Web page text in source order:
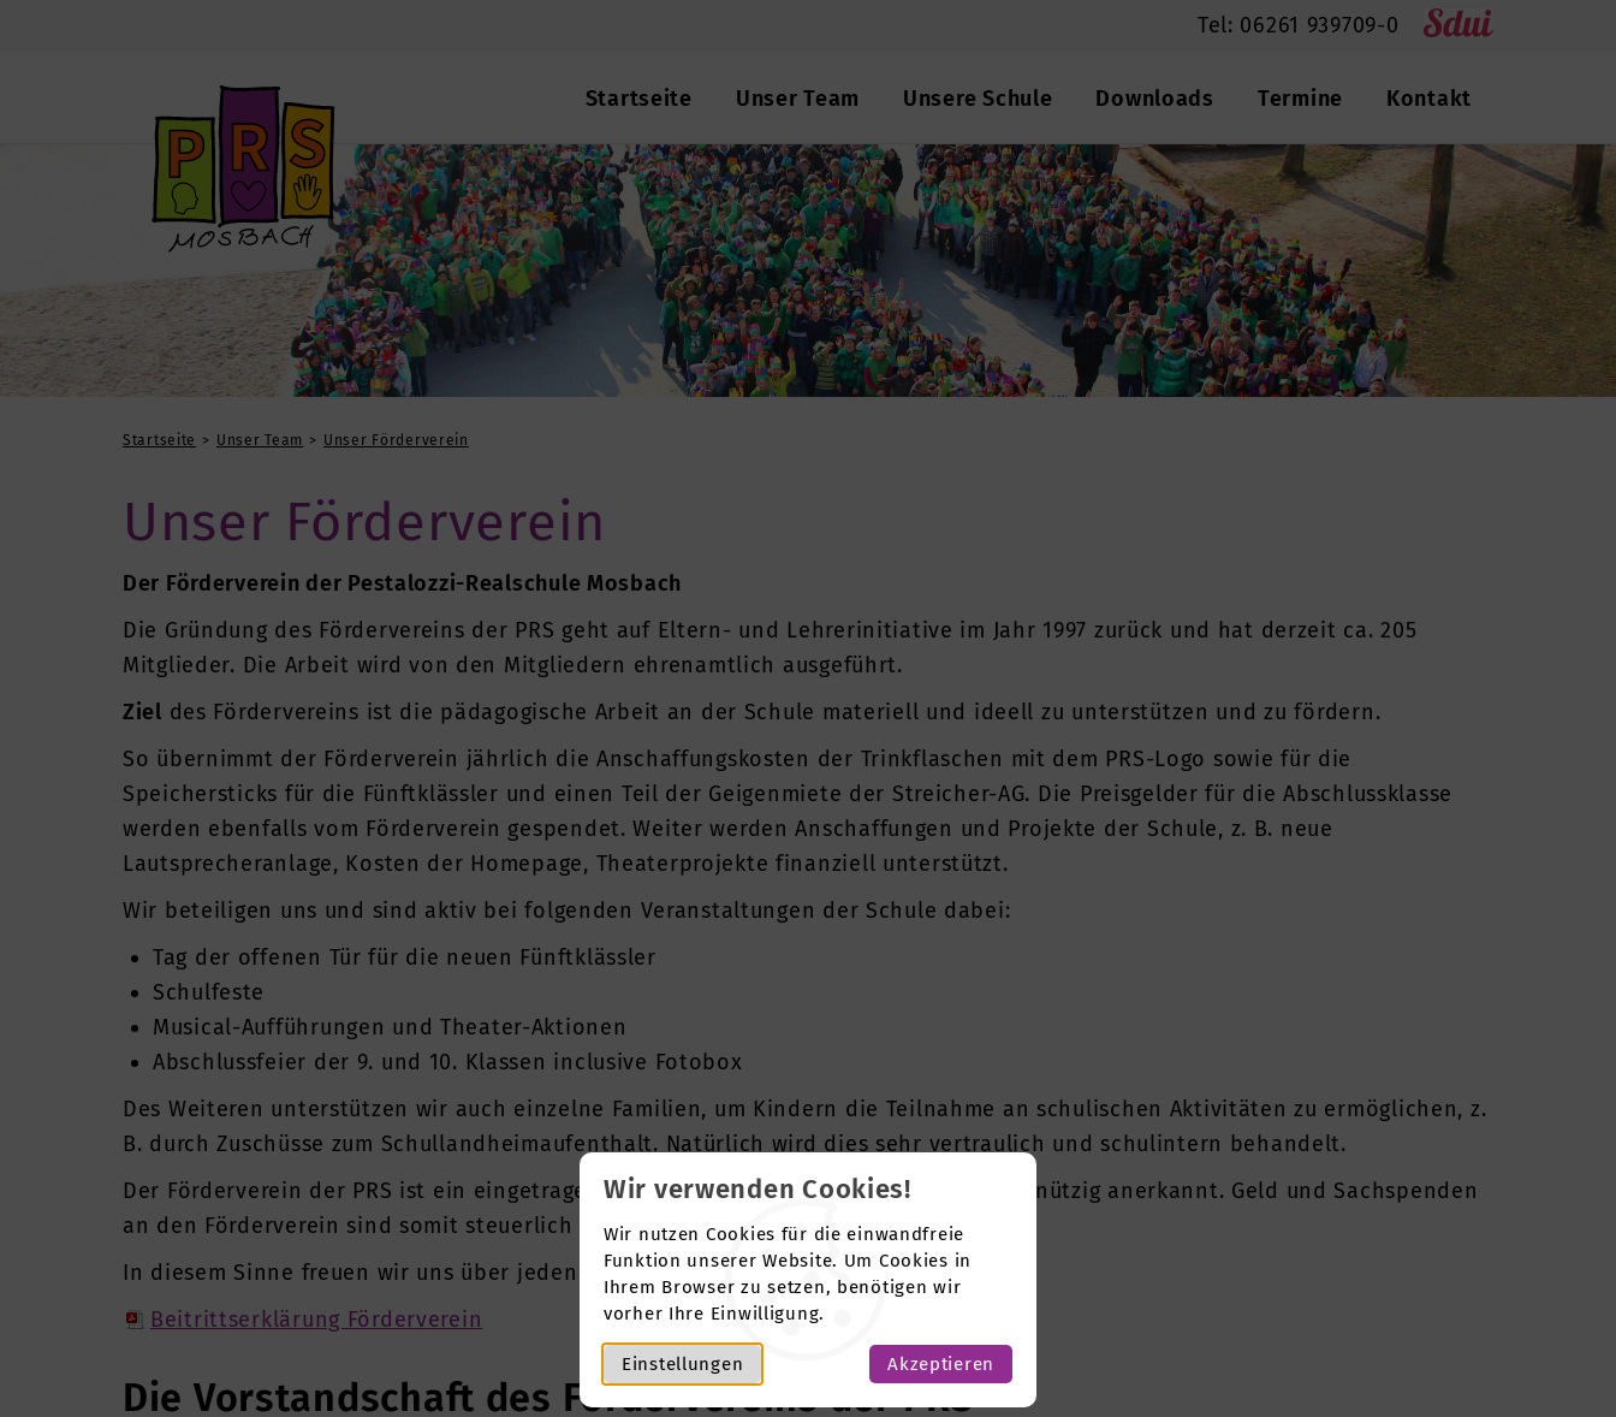
Wir verwenden Cookies!
Wir nutzen Cookies für die einwandfreie
Funktion unserer Website. Um Cookies in
Ihrem Browser zu setzen, benötigen wir
vorher Ihre Einwilligung.
Einstellungen Akzeptieren
Tel: 06261 939709-0
Startseite Unser Team Unsere Schule Downloads Termine Kontakt
Startseite Unser Team Unser Förderverein
Unser Förderverein
Der Förderverein der Pestalozzi-Realschule Mosbach
Die Gründung des Fördervereins der PRS geht auf Eltern- und Lehrerinitiative im Jahr 1997 zurück und hat derzeit ca. 205
Mitglieder. Die Arbeit wird von den Mitgliedern ehrenamtlich ausgeführt.
Ziel des Fördervereins ist die pädagogische Arbeit an der Schule materiell und ideell zu unterstützen und zu fördern.
So übernimmt der Förderverein jährlich die Anschaffungskosten der Trinkflaschen mit dem PRS-Logo sowie für die
Speichersticks für die Fünftklässler und einen Teil der Geigenmiete der Streicher-AG. Die Preisgelder für die Abschlussklasse
werden ebenfalls vom Förderverein gespendet. Weiter werden Anschaffungen und Projekte der Schule, z. B. neue
Lautsprecheranlage, Kosten der Homepage, Theaterprojekte finanziell unterstützt.
Wir beteiligen uns und sind aktiv bei folgenden Veranstaltungen der Schule dabei:
Tag der offenen Tür für die neuen Fünftklässler
Schulfeste
Musical-Aufführungen und Theater-Aktionen
Abschlussfeier der 9. und 10. Klassen inclusive Fotobox
Des Weiteren unterstützen wir auch einzelne Familien, um Kindern die Teilnahme an schulischen Aktivitäten zu ermöglichen, z.
B. durch Zuschüsse zum Schullandheimaufenthalt. Natürlich wird dies sehr vertraulich und schulintern behandelt.
Der Förderverein der PRS ist ein eingetragener Verein und vom Finanzamt als gemeinnützig anerkannt. Geld und Sachspenden
an den Förderverein sind somit steuerlich absetzbar.
In diesem Sinne freuen wir uns über jeden Beitrag, jede Spende und jeden Beitritt.
Beitrittserklärung Förderverein
Die Vorstandschaft des Fördervereins der PRS